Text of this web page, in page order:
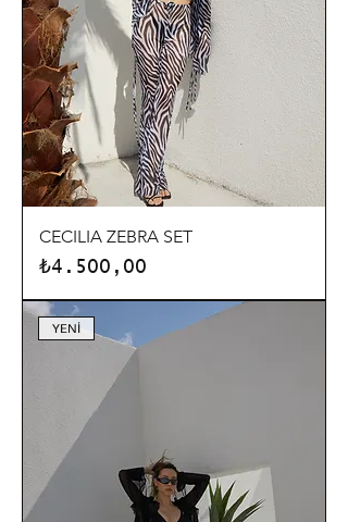
CECILIA ZEBRA SET
Fiyat
₺4.500,00
YENİ